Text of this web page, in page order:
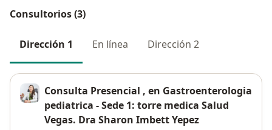
Consultorios (3)
Dirección 1 En línea Dirección 2
Consulta Presencial , en Gastroenterologia
pediatrica - Sede 1: torre medica Salud
Vegas. Dra Sharon Imbett Yepez